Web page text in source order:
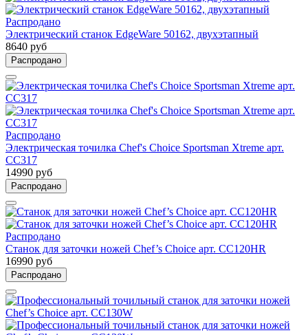
Распродано
Электрический станок EdgeWare 50162, двухэтапный
8640 руб
Распродано
Распродано
Электрическая точилка Chef's Choice Sportsman Xtreme арт.
CC317
14990 руб
Распродано
Распродано
Станок для заточки ножей Chef’s Choice арт. CC120HR
16990 руб
Распродано